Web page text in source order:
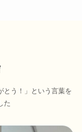
とう！」という言葉を
た